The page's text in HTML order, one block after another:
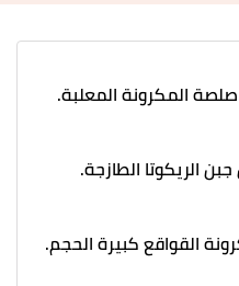
المكرونة المعلبة.
الريكوتا الطازجة.
القواقع كبيرة الحجم.